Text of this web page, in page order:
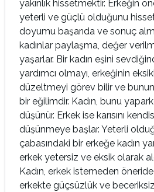
yakınlık hissetmektir. Erkeğin
yeterli ve güçlü olduğunu
doyumu başarıda ve sonuç
kadınlar paylaşma, değer
yaşarlar. Bir kadın eşini
yardımcı olmayı, erkeğinin
düzeltmeyi görev bilir ve bunun
bir eğilimdir. Kadın, bunu
düşünür. Erkek ise karısını
düşünmeye başlar. Yeterli
çabasındaki bir erkeğe kadın
erkek yetersiz ve eksik olarak
Kadın, erkek istemeden
erkekte güçsüzlük ve